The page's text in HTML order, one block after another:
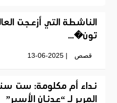
الناشطة التي أزعجت
تون�...
قصص | 13-06-2025
نداء أم مكلومة: ست
المرير لـ “عدنان الأسير”